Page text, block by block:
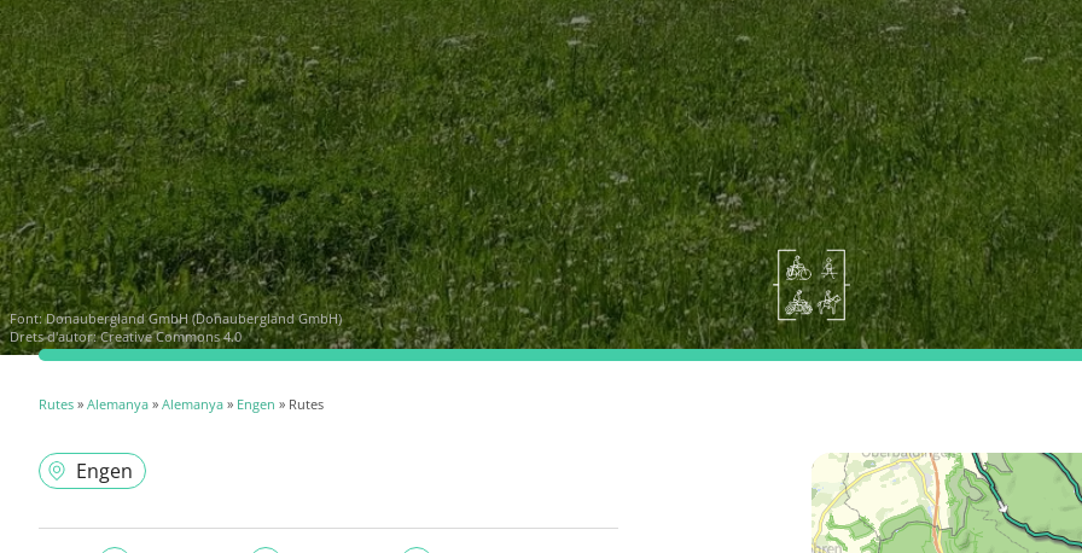
Font:Donaubergland GmbH (Donaubergland GmbH)
Drets d'autor: Creative Commons 4.0
Rutes » Alemanya » Alemanya » Engen » Rutes
Engen